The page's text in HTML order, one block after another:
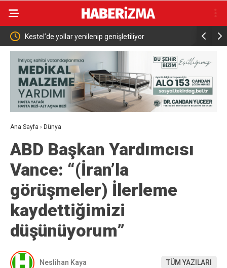
yollar yenilenip genişletiliyor Abdülhamid Han
İçin Çalışıyor
Ana Sayfa › Dünya
ABD Başkan Yardımcısı
Vance: “(İran’la
görüşmeler) İlerleme
kaydettiğimizi
düşünüyorum”
Neslihan Kaya TÜM YAZILARI